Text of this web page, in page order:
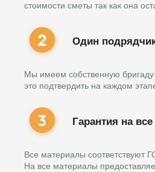
стоимости сметы так как она
Один
Мы имеем собственную
это подтвердить на каждом
Гарантия на
Все материалы соответствуют
На все материалы